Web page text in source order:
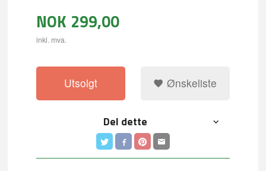
NOK 299,00
inkl. mva.
Utsolgt Ønskeliste
Del dette